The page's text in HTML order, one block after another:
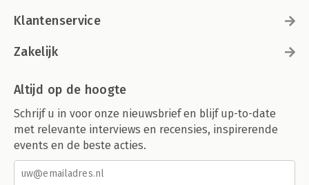
Klantenservice
Zakelijk
Altijd op de hoogte
Schrijf u in voor onze nieuwsbrief en blijf up-to-date
met relevante interviews en recensies, inspirerende
events en de beste acties.